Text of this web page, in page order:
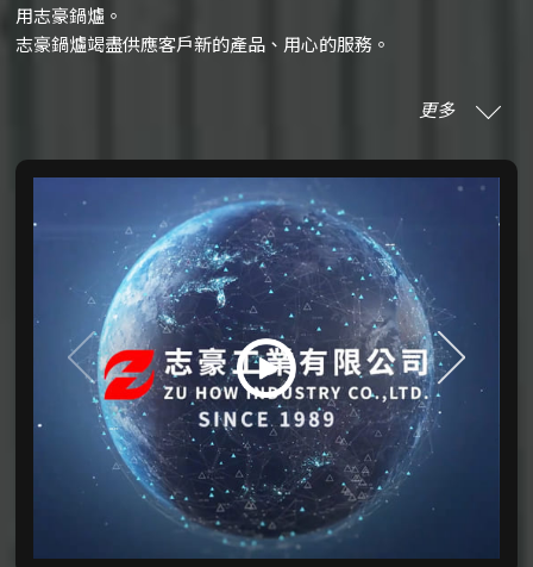
用志豪鍋爐。
志豪鍋爐竭盡供應客戶新的產品、用心的服務。
更多